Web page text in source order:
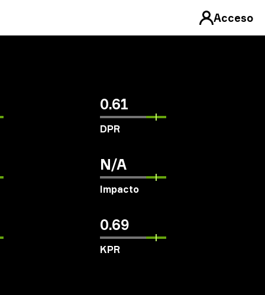
Acceso
0.61
DPR
N/A
Impacto
0.69
KPR